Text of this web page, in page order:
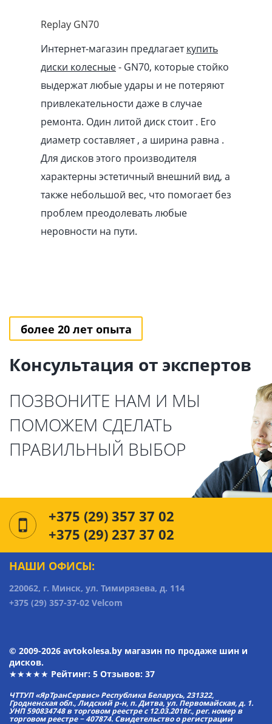
Replay GN70
Интернет-магазин предлагаеткупить
диски колесные- GN70, которые стойко
выдержат любые удары и не потеряют
привлекательности даже в случае
ремонта. Один литой диск стоит . Его
диаметр составляет , а ширина равна .
Для дисков этого производителя
характерны эстетичный внешний вид, а
также небольшой вес, что помогает без
проблем преодолевать любые
неровности на пути.
более 20 лет опыта
Консультация от экспертов
ПОЗВОНИТЕ НАМ И МЫ
ПОМОЖЕМ СДЕЛАТЬ
ПРАВИЛЬНЫЙ ВЫБОР
+375 (29) 357 37 02
+375 (29) 237 37 02
НАШИ ОФИСЫ:
220062, г. Минск, ул. Тимирязева, д. 114
+375 (29) 357-37-02 Velcom
© 2009-2026 avtokolesa.by магазин по продаже шин и
дисков.
★★★★★ Рейтинг: 5 Отзывов: 37
ЧТТУП «ЯрТранСервис» Республика Беларусь, 231322,
Гродненская обл., Лидский р-н, п. Дитва, ул. Первомайская, д. 1.
УНП 590834748 в торговом реестре с 12.03.2018г., рег. номер в
торговом реестре − 407874. Свидетельство о регистрации